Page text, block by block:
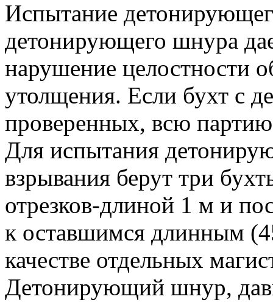
Испытание
детонирующего шнура
нарушение целостности
утолщения. Если бухт с
проверенных, всю
Для испытания
взрывания берут три
отрезков-длиной 1 м и
к оставшимся длинным
качестве отдельных
Детонирующий шнур,